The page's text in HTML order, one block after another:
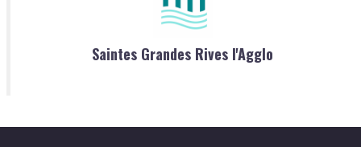
Saintes Grandes Rives l'Agglo